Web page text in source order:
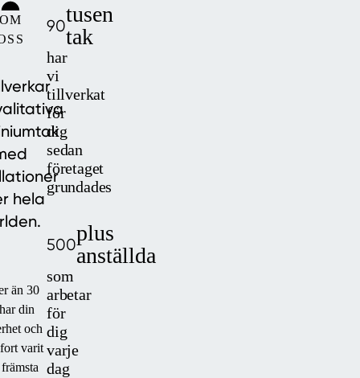
hela
än 30
din
och
varit
90tusen
tak
har
vi
tillverkat
för
dig
sedan
företaget
grundades
500plus
anställda
som
arbetar
för
dig
varje
dag